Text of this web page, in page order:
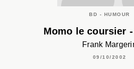
BD - HUMOUR
Momo le coursier -
Frank
09/10/2002